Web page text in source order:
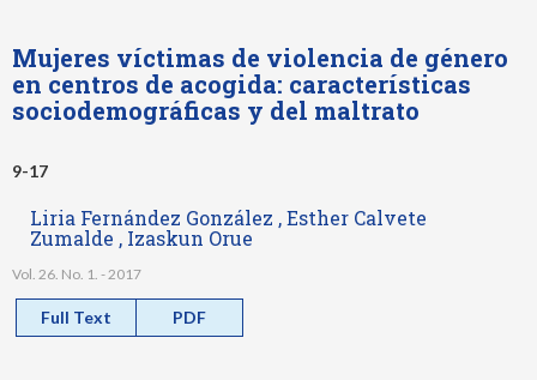
Mujeres víctimas de violencia de género
en centros de acogida: características
sociodemográficas y del maltrato
9-17
Liria Fernández González , Esther Calvete
Zumalde , Izaskun Orue
Vol. 26. No. 1. - 2017
Full Text PDF